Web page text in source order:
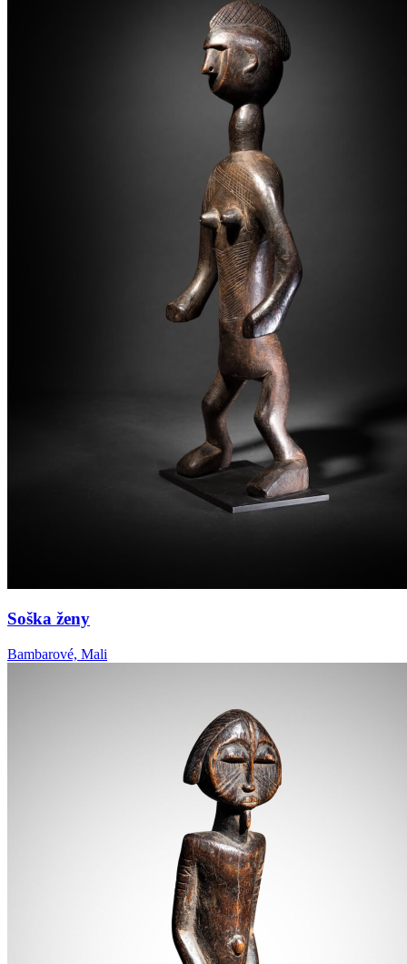
Soška ženy
Bambarové, Mali